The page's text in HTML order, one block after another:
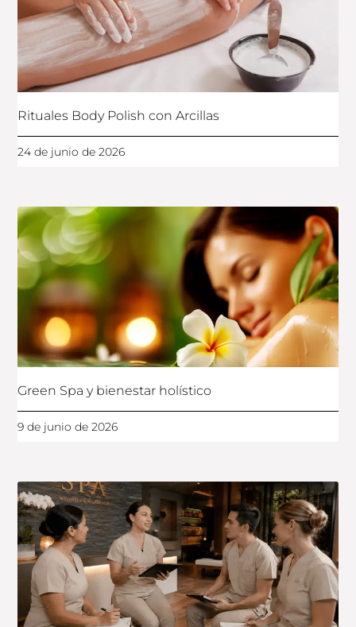
Rituales Body Polish con Arcillas
24 de junio de 2026
Green Spa y bienestar holístico
9 de junio de 2026